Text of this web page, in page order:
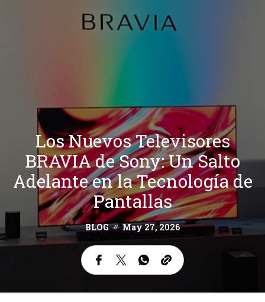
Los Nuevos Televisores
BRAVIA de Sony: Un Salto
Adelante en la Tecnología de
Pantallas
BLOG May 27, 2026